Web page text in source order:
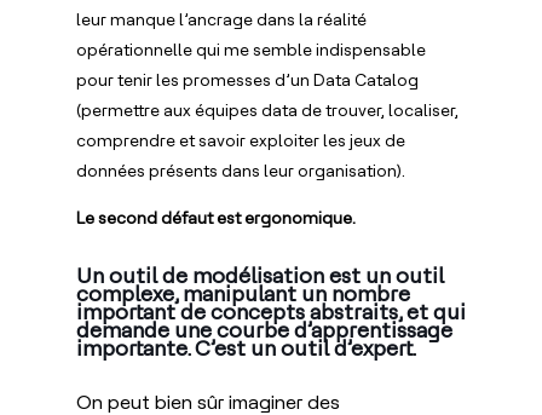
leur manque l’ancrage dans la réalité
opérationnelle qui me semble indispensable
pour tenir les promesses d’un Data Catalog
(permettre aux équipes data de trouver, localiser,
comprendre et savoir exploiter les jeux de
données présents dans leur organisation).
Le second défaut est ergonomique.
Un outil de modélisation est un outil
complexe, manipulant un nombre
important de concepts abstraits, et qui
demande une courbe d’apprentissage
importante. C’est un outil d’expert.
On peut bien sûr imaginer des